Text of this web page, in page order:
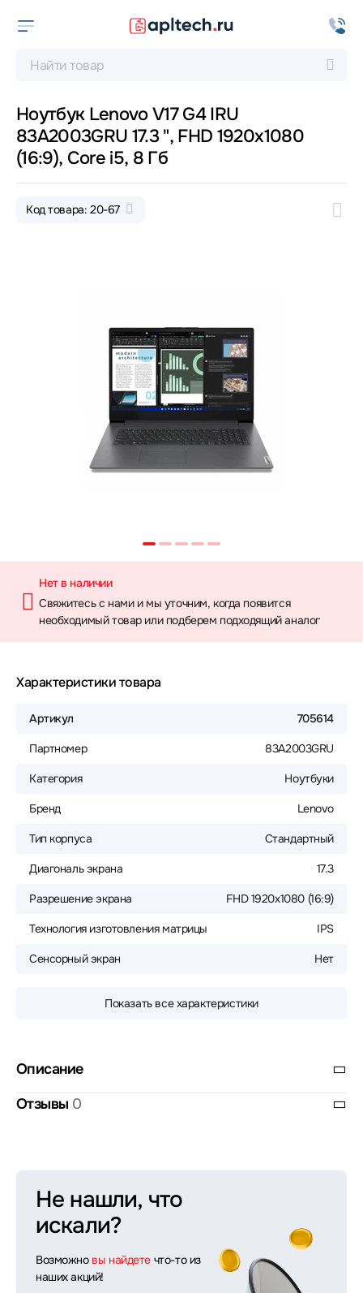
Ноутбук Lenovo V17 G4 IRU
83A2003GRU 17.3 ", FHD 1920x1080
(16:9), Core i5, 8 Гб
Код товара: 20-67
Нет в наличии
Свяжитесь с нами и мы уточним, когда появится
необходимый товар или подберем подходящий аналог
Характеристики товара
Артикул 705614
Партномер 83A2003GRU
Категория Ноутбуки
Бренд Lenovo
Тип корпуса Стандартный
Диагональ экрана 17.3
Разрешение экрана FHD 1920x1080 (16:9)
Технология изготовления матрицы IPS
Сенсорный экран Нет
Показать все характеристики
Описание
Отзывы 0
Не нашли, что
искали?
Возможно вы найдете что-то из
наших акций!